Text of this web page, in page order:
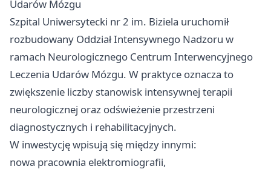
Udarów Mózgu
Szpital Uniwersytecki nr 2 im. Biziela uruchomił
rozbudowany Oddział Intensywnego Nadzoru w
ramach Neurologicznego Centrum Interwencyjnego
Leczenia Udarów Mózgu. W praktyce oznacza to
zwiększenie liczby stanowisk intensywnej terapii
neurologicznej oraz odświeżenie przestrzeni
diagnostycznych i rehabilitacyjnych.
W inwestycję wpisują się między innymi:
nowa pracownia elektromiografii,